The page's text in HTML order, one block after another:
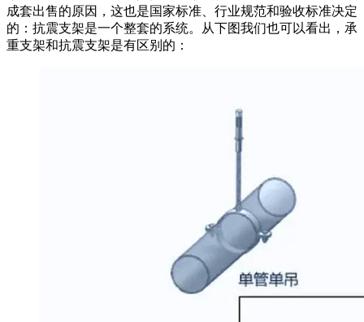
成套出售的原因，这也是国家标准、行业规范和验收标准决定
的：抗震支架是一个整套的系统。从下图我们也可以看出，承
重支架和抗震支架是有区别的：